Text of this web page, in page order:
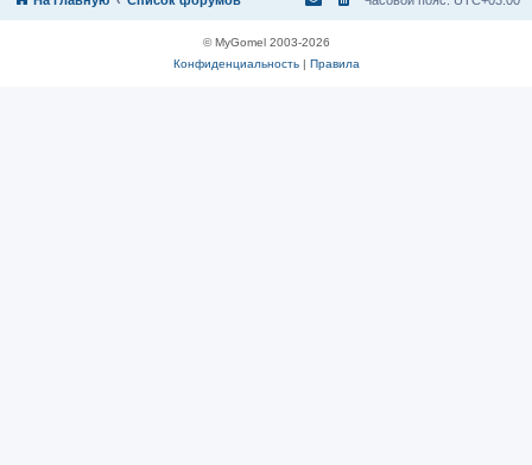
© MyGomel 2003-2026
Конфиденциальность| Правила